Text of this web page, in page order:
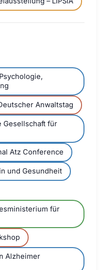
Anwaltstag
Gesellschaft für
Atz Conference
und Gesundheit
für
Alzheimer